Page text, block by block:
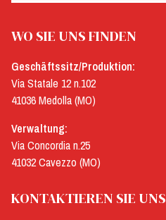
WO SIE UNS FINDEN
Geschäftssitz/Produktion:
Via Statale 12 n.102
41036 Medolla (MO)
Verwaltung:
Via Concordia n.25
41032 Cavezzo (MO)
KONTAKTIEREN SIE UNS